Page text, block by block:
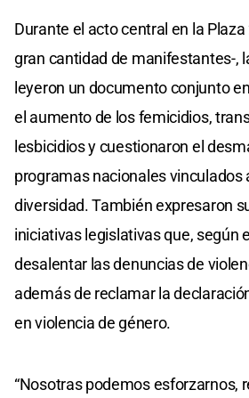
Durante el acto central en la
gran cantidad de manifestantes-,
leyeron un documento conjunto
el aumento de los femicidios,
lesbicidios y cuestionaron el
programas nacionales vinculados
diversidad. También expresaron
iniciativas legislativas que, según
desalentar las denuncias de
además de reclamar la
en violencia de género.
“Nosotras podemos esforzarnos,